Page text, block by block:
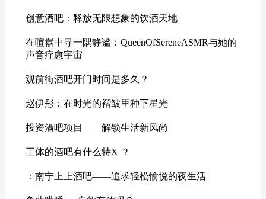
征看似矛盾：既依赖云端存档记
创意酒吧：释放无限想象的饮酒天地
在喧嚣中寻一隅静谧：QueenOfSereneASMR与她的
声音疗愈宇宙
观前街酒吧开门时间是多久？
赵伊彤：在时光的褶皱里种下星光
投资酒吧项目——解锁生活新风尚
工体的酒吧有什么特X ？
：南宁上上酒吧——追求轻松愉悦的夜生活